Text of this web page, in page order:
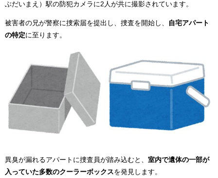
ぶだいまえ）駅の防犯カメラに2人が共に撮影されています。
被害者の兄が警察に捜索届を提出し、捜査を開始し、
自宅アパート
の特定に至ります。
異臭が漏れるアパートに捜査員が踏み込むと、 室内で遺体の一部が
入っていた多数のクーラーボックスを発見します。